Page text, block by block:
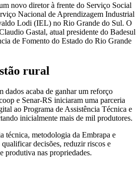
novo diretor à frente do Serviço Social
Nacional de Aprendizagem Industrial
Lodi (IEL) no Rio Grande do Sul. O
Gastal, atual presidente do Badesul
de Fomento do Estado do Rio Grande
rural
dados acaba de ganhar um reforço
e Senar-RS iniciaram uma parceria
ao Programa de Assistência Técnica e
inicialmente mais de mil produtores.
técnica, metodologia da Embrapa e
decisões, reduzir riscos e
produtiva nas propriedades.